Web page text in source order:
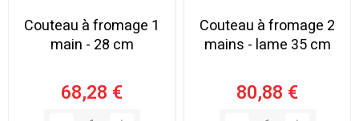
Couteau à fromage 1
main - 28 cm
68,28 €
Couteau à fromage 2
mains - lame 35 cm
80,88 €